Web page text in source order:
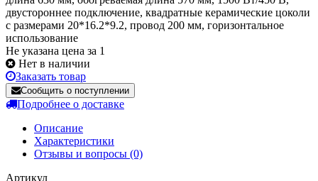
двустороннее подключение, квадратные керамические цоколи
с размерами 20*16.2*9.2, провод 200 мм, горизонтальное
использование
Не указана цена за 1
Нет в наличии
Заказать товар
Сообщить о поступлении
Подробнее о доставке
Описание
Характеристики
Отзывы и вопросы (0)
Артикул